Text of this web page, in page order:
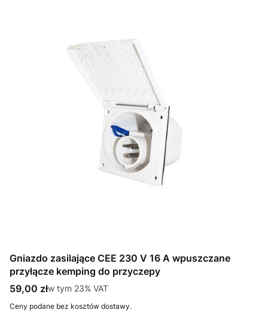
Gniazdo zasilające CEE 230 V 16 A wpuszczane
przyłącze kemping do przyczepy
Cena brutto
59,00 złw tym %s VAT
w tym 23% VAT
Ceny podane bez kosztów dostawy.